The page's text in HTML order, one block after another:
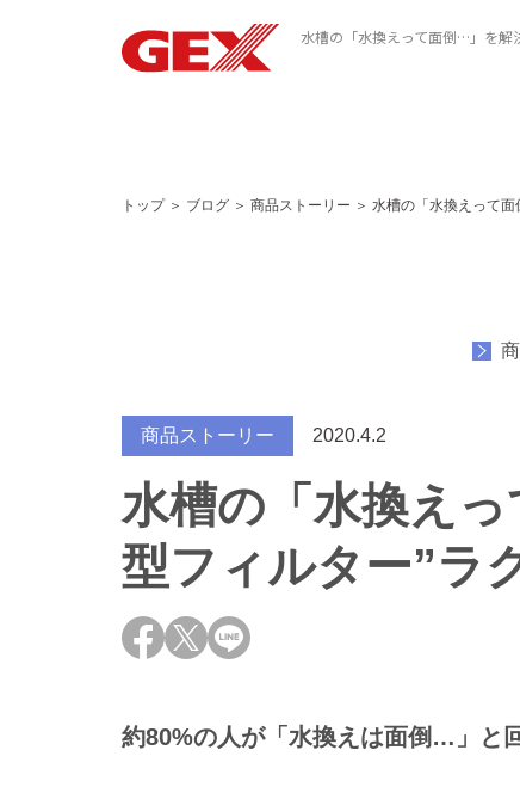
水槽の「水換えって面倒…」を
トップ＞ ブログ ＞ 商品ストーリー ＞ 水槽の「水換えって
商品ストーリー 2020.4.2
水槽の「水換え
型フィルター”ラ
約80%の人が「水換えは面倒…」と